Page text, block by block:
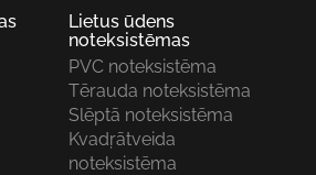
Lietus ūdens
noteksistēmas
PVC noteksistēma
Tērauda noteksistēma
Slēptā noteksistēma
Kvadŗātveida
noteksistēma